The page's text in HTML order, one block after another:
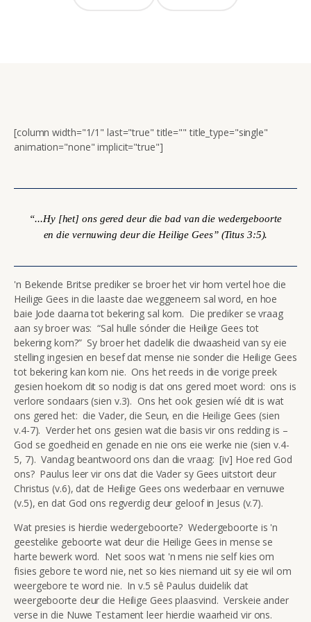
[column width="1/1" last="true" title="" title_type="single"
animation="none" implicit="true"]
“...Hy [het] ons gered deur die bad van die wedergeboorte
en die vernuwing deur die Heilige Gees” (Titus 3:5).
'n Bekende Britse prediker se broer het vir hom vertel hoe die
Heilige Gees in die laaste dae weggeneem sal word, en hoe
baie Jode daarna tot bekering sal kom. Die prediker se vraag
aan sy broer was: “Sal hulle sónder die Heilige Gees tot
bekering kom?” Sy broer het dadelik die dwaasheid van sy eie
stelling ingesien en besef dat mense nie sonder die Heilige Gees
tot bekering kan kom nie. Ons het reeds in die vorige preek
gesien hoekom dit so nodig is dat ons gered moet word: ons is
verlore sondaars (sien v.3). Ons het ook gesien wíé dit is wat
ons gered het: die Vader, die Seun, en die Heilige Gees (sien
v.4-7). Verder het ons gesien wat die basis vir ons redding is –
God se goedheid en genade en nie ons eie werke nie (sien v.4-
5, 7). Vandag beantwoord ons dan die vraag: [iv] Hoe red God
ons? Paulus leer vir ons dat die Vader sy Gees uitstort deur
Christus (v.6), dat de Heilige Gees ons wederbaar en vernuwe
(v.5), en dat God ons regverdig deur geloof in Jesus (v.7).
Wat presies is hierdie wedergeboorte? Wedergeboorte is 'n
geestelike geboorte wat deur die Heilige Gees in mense se
harte bewerk word. Net soos wat 'n mens nie self kies om
fisies gebore te word nie, net so kies niemand uit sy eie wil om
weergebore te word nie. In v.5 sê Paulus duidelik dat
weergeboorte deur die Heilige Gees plaasvind. Verskeie ander
verse in die Nuwe Testament leer hierdie waarheid vir ons.